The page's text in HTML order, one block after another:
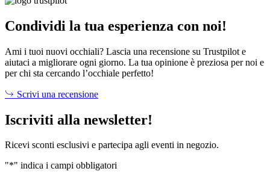
350,00 €.227,50 €.
Condividi la tua esperienza con noi!
Ami i tuoi nuovi occhiali? Lascia una recensione su Trustpilot e
aiutaci a migliorare ogni giorno. La tua opinione è preziosa per noi e
per chi sta cercando l’occhiale perfetto!
Scrivi una recensione
Iscriviti alla newsletter!
Ricevi sconti esclusivi e partecipa agli eventi in negozio.
"*" indica i campi obbligatori